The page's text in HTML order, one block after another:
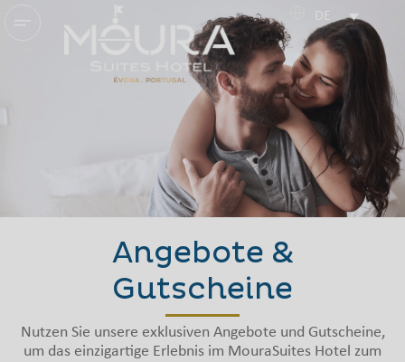
DE
Angebote &
Gutscheine
Nutzen Sie unsere exklusiven Angebote und Gutscheine,
um das einzigartige Erlebnis im MouraSuites Hotel zum